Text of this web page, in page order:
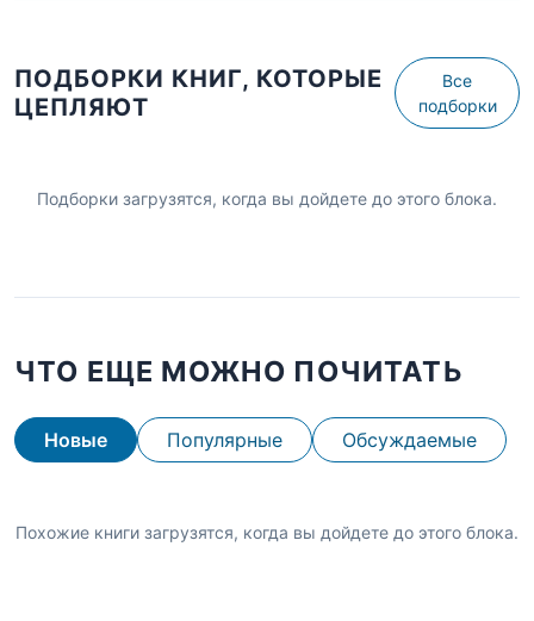
ПОДБОРКИ КНИГ, КОТОРЫЕ
ЦЕПЛЯЮТ
Все
подборки
Подборки загрузятся, когда вы дойдете до этого блока.
ЧТО ЕЩЕ МОЖНО ПОЧИТАТЬ
Новые Популярные Обсуждаемые
Похожие книги загрузятся, когда вы дойдете до этого блока.